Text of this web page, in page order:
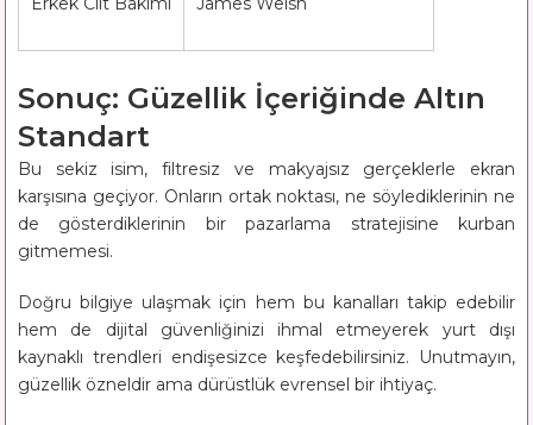
Sonuç: Güzellik İçeriğinde Altın
Standart
Bu sekiz isim, filtresiz ve makyajsız gerçeklerle ekran
karşısına geçiyor. Onların ortak noktası, ne söylediklerinin ne
de gösterdiklerinin bir pazarlama stratejisine kurban
gitmemesi.
Doğru bilgiye ulaşmak için hem bu kanalları takip edebilir
hem de dijital güvenliğinizi ihmal etmeyerek yurt dışı
kaynaklı trendleri endişesizce keşfedebilirsiniz. Unutmayın,
güzellik özneldir ama dürüstlük evrensel bir ihtiyaç.